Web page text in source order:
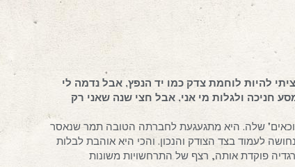
להיות לוחמת צדק כמו יד הנפץ, אבל נדמה לי
חניכה ולגלות מי אני, אבל חצי שנה שאני רק
שלה. היא מתגעגעת לחברתה הטובה תמר שנאסר
לעמוד בצד הצודק והנכון. והכי היא אוהבת לבלות
פוקדת אותה, רצף של התרחשויות משונות